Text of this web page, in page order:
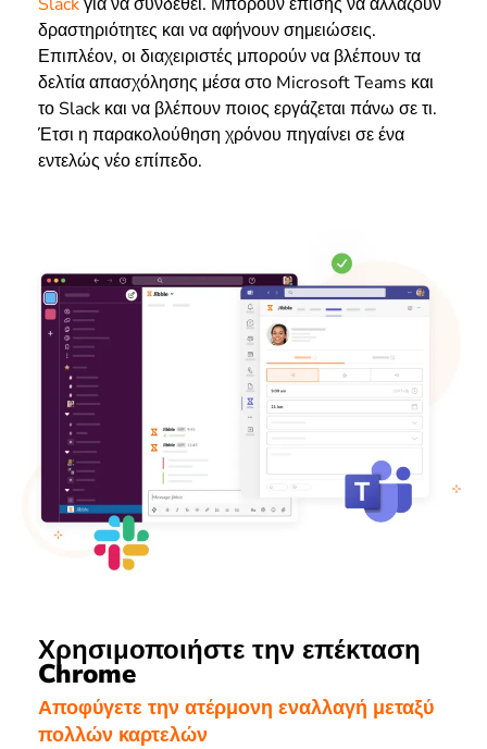
δραστηριότητες και να αφήνουν σημειώσεις.
Επιπλέον, οι διαχειριστές μπορούν να βλέπουν τα
δελτία απασχόλησης μέσα στο Microsoft Teams και
το Slack και να βλέπουν ποιος εργάζεται πάνω σε τι.
Έτσι η παρακολούθηση χρόνου πηγαίνει σε ένα
εντελώς νέο επίπεδο.
Χρησιμοποιήστε την επέκταση
Chrome
Αποφύγετε την ατέρμονη εναλλαγή μεταξύ
πολλών καρτελών